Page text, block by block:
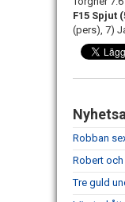
F15 Spjut
(pers), 7)
Robban
Robert
Tre guld